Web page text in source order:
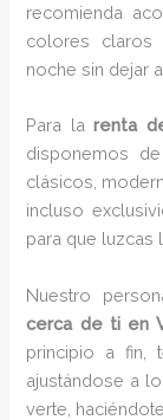
recomienda
colores
noche sin dejar
Para larenta
disponemos de
clásicos,
incluso
para que luzcas
Nuestro
cerca de ti en
principio a fin,
ajustándose a
verte,